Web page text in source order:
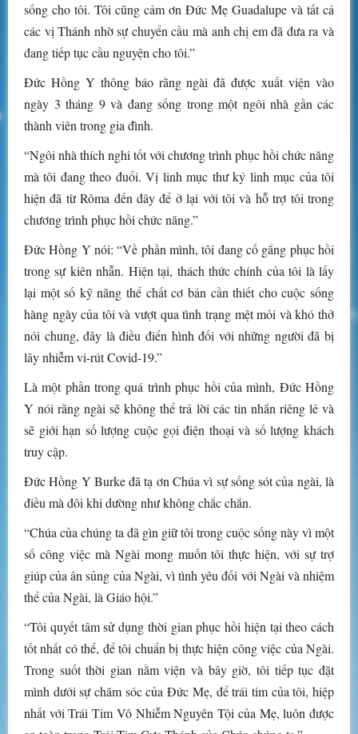
sống cho tôi. Tôi cũng cảm ơn Đức Mẹ Guadalupe và tất cả
các vị Thánh nhờ sự chuyển cầu mà anh chị em đã đưa ra và
đang tiếp tục cầu nguyện cho tôi.”
Đức Hồng Y thông báo rằng ngài đã được xuất viện vào
ngày 3 tháng 9 và đang sống trong một ngôi nhà gần các
thành viên trong gia đình.
“Ngôi nhà thích nghi tốt với chương trình phục hồi chức năng
mà tôi đang theo đuổi. Vị linh mục thư ký linh mục của tôi
hiện đã từ Rôma đến đây để ở lại với tôi và hỗ trợ tôi trong
chương trình phục hồi chức năng.”
Đức Hồng Y nói: “Về phần mình, tôi đang cố gắng phục hồi
trong sự kiên nhẫn. Hiện tại, thách thức chính của tôi là lấy
lại một số kỹ năng thể chất cơ bản cần thiết cho cuộc sống
hàng ngày của tôi và vượt qua tình trạng mệt mỏi và khó thở
nói chung, đây là điều điển hình đối với những người đã bị
lây nhiễm vi-rút Covid-19.”
Là một phần trong quá trình phục hồi của mình, Đức Hồng
Y nói rằng ngài sẽ không thể trả lời các tin nhắn riêng lẻ và
sẽ giới hạn số lượng cuộc gọi điện thoại và số lượng khách
truy cập.
Đức Hồng Y Burke đã tạ ơn Chúa vì sự sống sót của ngài, là
điều mà đôi khi dường như không chắc chắn.
“Chúa của chúng ta đã gìn giữ tôi trong cuộc sống này vì một
số công việc mà Ngài mong muốn tôi thực hiện, với sự trợ
giúp của ân sủng của Ngài, vì tình yêu đối với Ngài và nhiệm
thể của Ngài, là Giáo hội.”
“Tôi quyết tâm sử dụng thời gian phục hồi hiện tại theo cách
tốt nhất có thể, để tôi chuẩn bị thực hiện công việc của Ngài.
Trong suốt thời gian nằm viện và bây giờ, tôi tiếp tục đặt
mình dưới sự chăm sóc của Đức Mẹ, để trái tim của tôi, hiệp
nhất với Trái Tim Vô Nhiễm Nguyên Tội của Mẹ, luôn được